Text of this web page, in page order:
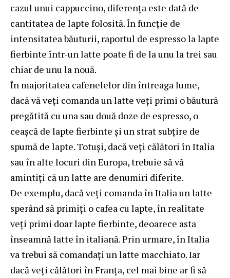
cazul unui cappuccino, diferența este dată de
cantitatea de lapte folosită. În funcție de
intensitatea băuturii, raportul de espresso la lapte
fierbinte într-un latte poate fi de la unu la trei sau
chiar de unu la nouă.
În majoritatea cafenelelor din întreaga lume,
dacă vă veți comanda un latte veți primi o băutură
pregătită cu una sau două doze de espresso, o
ceașcă de lapte fierbinte și un strat subțire de
spumă de lapte. Totuși, dacă veți călători în Italia
sau în alte locuri din Europa, trebuie să vă
amintiți că un latte are denumiri diferite.
De exemplu, dacă veți comanda în Italia un latte
sperând să primiți o cafea cu lapte, în realitate
veți primi doar lapte fierbinte, deoarece asta
înseamnă latte în italiană. Prin urmare, în Italia
va trebui să comandați un latte macchiato. Iar
dacă veți călători în Franța, cel mai bine ar fi să